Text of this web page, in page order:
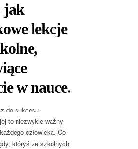
jak
lekcje
w nauce.
do sukcesu.
to niezwykle ważny
człowieka. Co
któryś ze szkolnych